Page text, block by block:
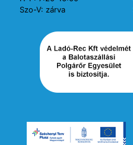
Szo-V: zárva